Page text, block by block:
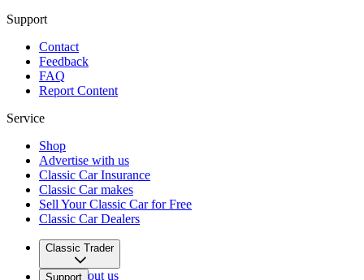
Support
Contact
Feedback
FAQ
Report Content
Service
Shop
Advertise with us
Classic Car Insurance
Classic Car makes
Sell Your Classic Car for Free
Classic Car Dealers
Classic Trader
About us
Support